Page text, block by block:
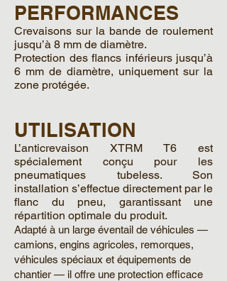
PERFORMANCES
Crevaisons sur la bande de roulement
jusqu’à 8 mm de diamètre.
Protection des ﬂancs inférieurs jusqu’à
6 mm de diamètre, uniquement sur la
zone protégée.
UTILISATION
L’anticrevaison XTRM T6 est
spécialement conçu pour les
pneumatiques tubeless. Son
installation s’effectue directement par le
flanc du pneu, garantissant une
répartition optimale du produit.
Adapté à un large éventail de véhicules —
camions, engins agricoles, remorques,
véhicules spéciaux et équipements de
chantier — il offre une protection efficace